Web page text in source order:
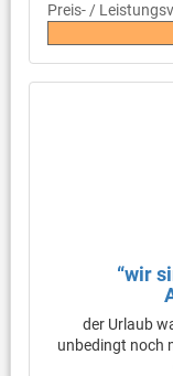
Preis- /
“wir
der Urlaub
unbedingt noch